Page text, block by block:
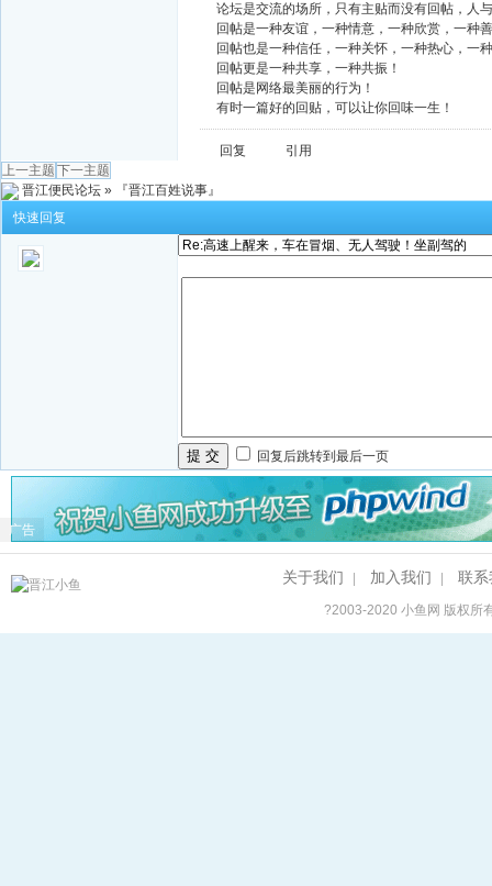
论坛是交流的场所，只有主贴而没有回帖，人
回帖是一种友谊，一种情意，一种欣赏，一种
回帖也是一种信任，一种关怀，一种热心，一
回帖更是一种共享，一种共振！
回帖是网络最美丽的行为！
有时一篇好的回贴，可以让你回味一生！
回复
引用
上一主题 下一主题
晋江便民论坛 »
『晋江百姓说事』
快速回复
提 交 回复后跳转到最后一页
广告
关于我们 加入我们 联系
?2003-2020小鱼网 版权所